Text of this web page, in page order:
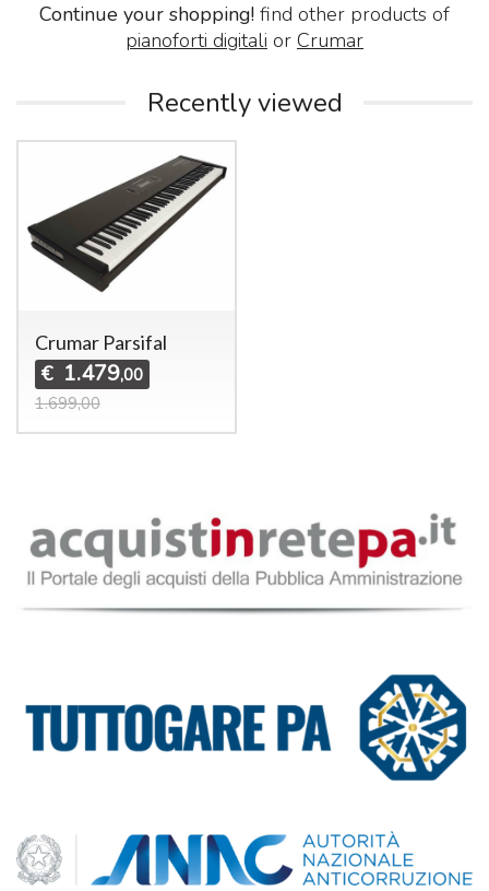
Continue your shopping! find other products of
pianoforti digitali or Crumar
Recently viewed
Crumar Parsifal
€ 1.479,00
1.699,00